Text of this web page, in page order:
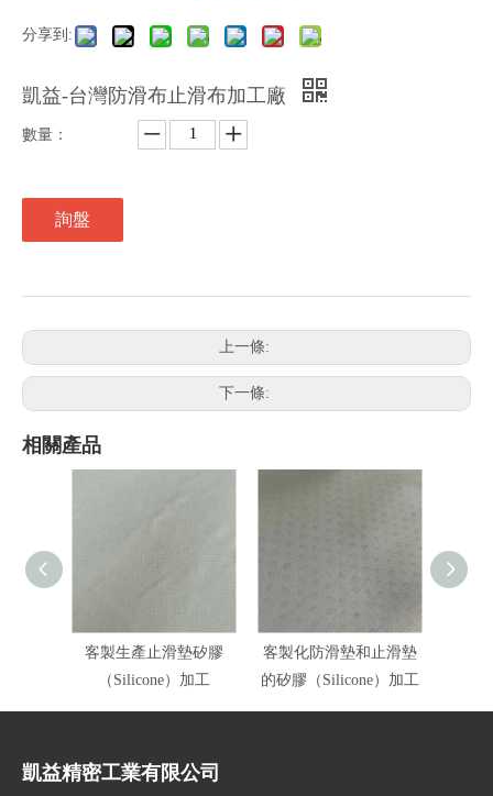
分享到:
凱益-台灣防滑布止滑布加工廠
數量：
詢盤
上一條:
下一條:
相關產品
客製生產止滑墊矽膠
（Silicone）加工
客製化防滑墊和止滑墊
的矽膠（Silicone）加工
凱益精密工業有限公司